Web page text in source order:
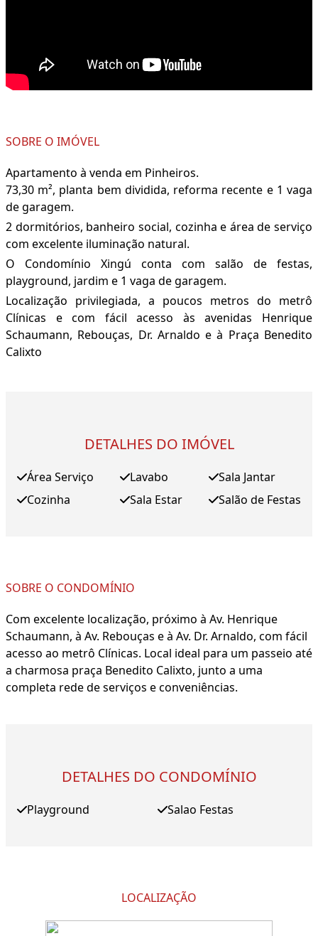
SOBRE O IMÓVEL
Apartamento à venda em Pinheiros.
73,30 m², planta bem dividida, reforma recente e 1 vaga
de garagem.
2 dormitórios, banheiro social, cozinha e área de serviço
com excelente iluminação natural.
O Condomínio Xingú conta com salão de festas,
playground, jardim e 1 vaga de garagem.
Localização privilegiada, a poucos metros do metrô
Clínicas e com fácil acesso às avenidas Henrique
Schaumann, Rebouças, Dr. Arnaldo e à Praça Benedito
Calixto
DETALHES DO IMÓVEL
Área Serviço
Cozinha
Lavabo
Sala Estar
Sala Jantar
Salão de Festas
SOBRE O CONDOMÍNIO
Com excelente localização, próximo à Av. Henrique
Schaumann, à Av. Rebouças e à Av. Dr. Arnaldo, com fácil
acesso ao metrô Clínicas. Local ideal para um passeio até
a charmosa praça Benedito Calixto, junto a uma
completa rede de serviços e conveniências.
DETALHES DO CONDOMÍNIO
Playground Salao Festas
LOCALIZAÇÃO